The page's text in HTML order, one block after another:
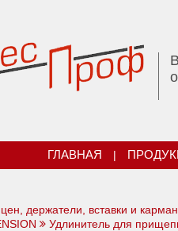
ГЛАВНАЯ |
держатели, вставки и
Удлинитель для